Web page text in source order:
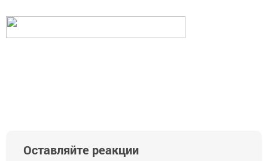
Оставляйте реакции